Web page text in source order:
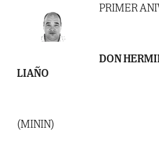
PRIMER
DON
LIAÑO
(MININ)